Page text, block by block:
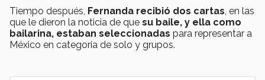
Tiempo después, Fernanda recibió dos cartas , en las
que le dieron la noticia de que su baile, y ella como
bailarina, estaban seleccionadas para representar a
México en categoría de solo y grupos.